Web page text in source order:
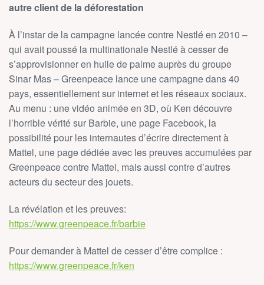
autre client de la déforestation
À l’instar de la campagne lancée contre Nestlé en 2010 –
qui avait poussé la multinationale Nestlé à cesser de
s’approvisionner en huile de palme auprès du groupe
Sinar Mas – Greenpeace lance une campagne dans 40
pays, essentiellement sur internet et les réseaux sociaux.
Au menu : une vidéo animée en 3D, où Ken découvre
l’horrible vérité sur Barbie, une page Facebook, la
possibilité pour les internautes d’écrire directement à
Mattel, une page dédiée avec les preuves accumulées par
Greenpeace contre Mattel, mais aussi contre d’autres
acteurs du secteur des jouets.
La révélation et les preuves:
https://www.greenpeace.fr/barbie
Pour demander à Mattel de cesser d’être complice :
https://www.greenpeace.fr/ken